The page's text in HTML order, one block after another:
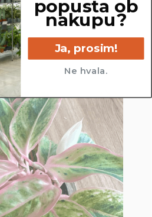
popusta ob
nakupu?
Ja, prosim!
Ne hvala.